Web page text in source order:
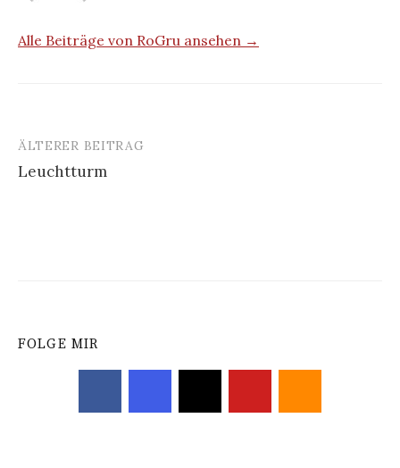
Alle Beiträge von RoGru ansehen →
Beitrags-
Navigation
ÄLTERER BEITRAG
Leuchtturm
FOLGE MIR